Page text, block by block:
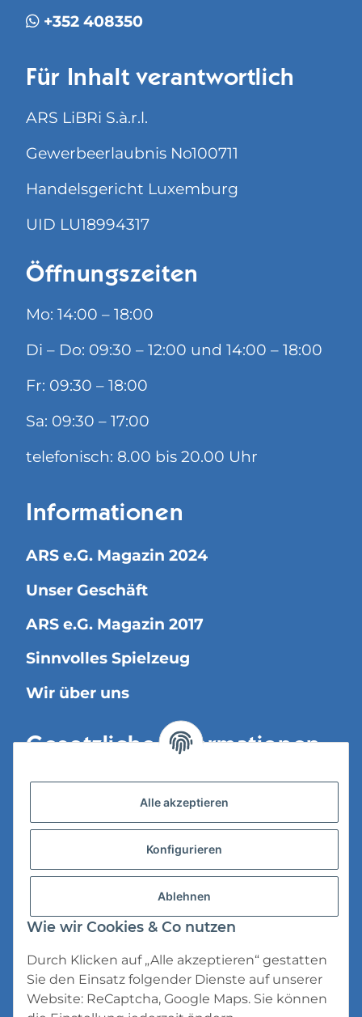
+352 408350
Für Inhalt verantwortlich
ARS LiBRi S.à.r.l.
Gewerbeerlaubnis No100711
Handelsgericht Luxemburg
UID LU18994317
Öffnungszeiten
Mo: 14:00 – 18:00
Di – Do: 09:30 – 12:00 und 14:00 – 18:00
Fr: 09:30 – 18:00
Sa: 09:30 – 17:00
telefonisch: 8.00 bis 20.00 Uhr
Informationen
ARS e.G. Magazin 2024
Unser Geschäft
ARS e.G. Magazin 2017
Sinnvolles Spielzeug
Wir über uns
Gesetzliche Informationen
Versandinformationen
Datenschutz
Impressum
Alle akzeptieren
Konfigurieren
Ablehnen
Wie wir Cookies & Co nutzen
Durch Klicken auf „Alle akzeptieren“ gestatten
Sie den Einsatz folgender Dienste auf unserer
Website: ReCaptcha, Google Maps. Sie können